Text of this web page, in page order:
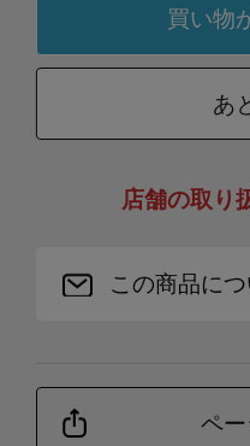
あ
店舗の取り
この商品に
ペ